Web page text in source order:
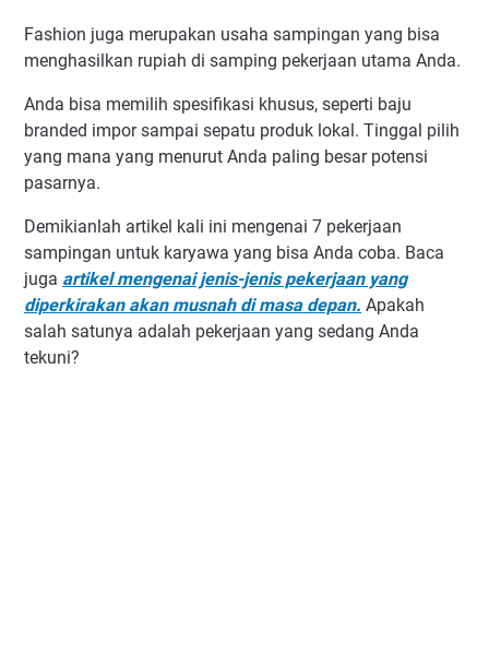
Fashion juga merupakan usaha sampingan yang bisa
menghasilkan rupiah di samping pekerjaan utama Anda.
Anda bisa memilih spesifikasi khusus, seperti baju
branded impor sampai sepatu produk lokal. Tinggal pilih
yang mana yang menurut Anda paling besar potensi
pasarnya.
Demikianlah artikel kali ini mengenai 7 pekerjaan
sampingan untuk karyawa yang bisa Anda coba. Baca
juga artikel mengenai jenis-jenis pekerjaan yang
diperkirakan akan musnah di masa depan. Apakah
salah satunya adalah pekerjaan yang sedang Anda
tekuni?